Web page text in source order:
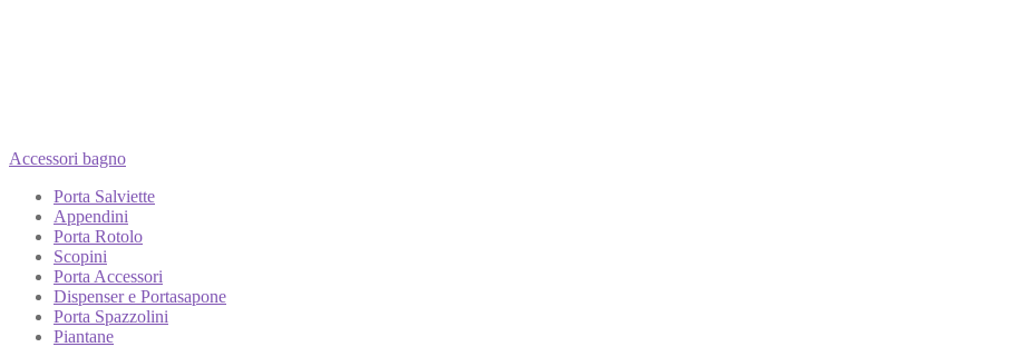
Accessori bagno
Porta Salviette
Appendini
Porta Rotolo
Scopini
Porta Accessori
Dispenser e Portasapone
Porta Spazzolini
Piantane